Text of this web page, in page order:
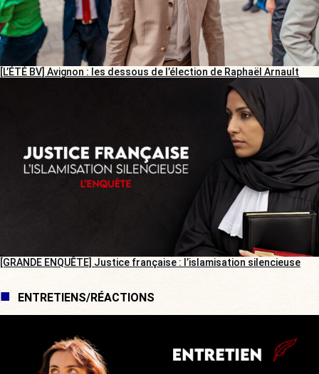
[L’ÉTÉ BV] Avignon : les dessous de l’élection de Raphaël Arnault
[GRANDE ENQUÊTE] Justice française : l’islamisation silencieuse
ENTRETIENS/RÉACTIONS